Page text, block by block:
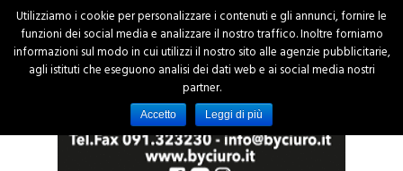
Utilizziamo i cookie per personalizzare i contenuti e gli annunci, fornire le
funzioni dei social media e analizzare il nostro traffico. Inoltre forniamo
informazioni sul modo in cui utilizzi il nostro sito alle agenzie pubblicitarie,
agli istituti che eseguono analisi dei dati web e ai social media nostri
partner.
Accetto Leggi di più